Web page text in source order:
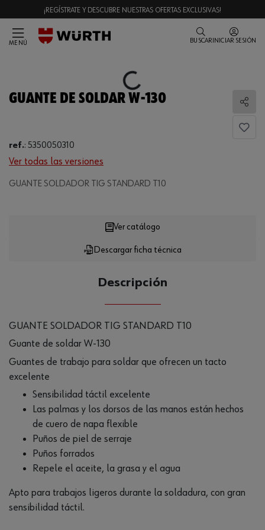
¡REGÍSTRATE Y DESCUBRE NUESTRAS OFERTAS EXCLUSIVAS!
MENÚ BUSCAR INICIAR SESIÓN
Loading...
GUANTE DE SOLDAR W-130
ref.: 5350050310
Ver todas las versiones
GUANTE SOLDADOR TIG STANDARD T10
Loading...
Descargar ficha técnica
Ver catálogo
Descripción
GUANTE SOLDADOR TIG STANDARD T10
Guante de soldar W-130
Guantes de trabajo para soldar que ofrecen un tacto
excelente
Sensibilidad táctil excelente
Las palmas y los dorsos de las manos están hechos
de cuero de napa flexible
Puños de piel de serraje
Puños forrados
Repele el aceite, la grasa y el agua
Apto para trabajos ligeros durante la soldadura, con gran
sensibilidad táctil.